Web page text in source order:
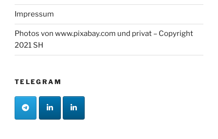
Impressum
Photos von www.pixabay.com und privat – Copyright
2021 SH
TELEGRAM